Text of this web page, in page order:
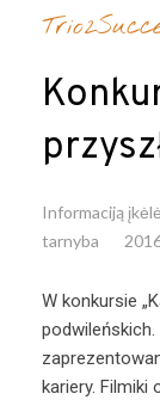
Informaciją įkėlė
tarnyba
W konkursie
kariery. Filmiki